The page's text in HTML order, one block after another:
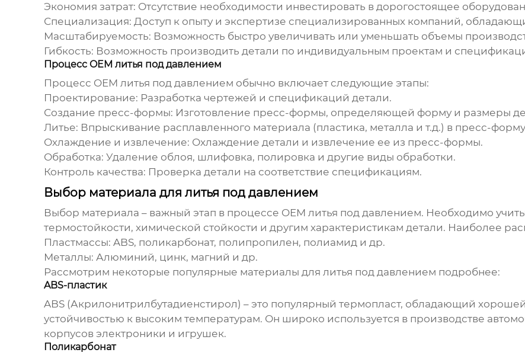
Экономия затрат: Отсутствие необходимости инвестировать в дорогостоящее
Специализация: Доступ к опыту и экспертизе специализированных компаний,
Масштабируемость: Возможность быстро увеличивать или уменьшать объемы
Гибкость: Возможность производить детали по индивидуальным проектам и
Процесс OEM литья под давлением
Процесс OEM литья под давлением обычно включает следующие этапы:
Проектирование: Разработка чертежей и спецификаций детали.
Создание пресс-формы: Изготовление пресс-формы, определяющей форму и размеры
Литье: Впрыскивание расплавленного материала (пластика, металла и т.д.) в пресс-
Охлаждение и извлечение: Охлаждение детали и извлечение ее из пресс-формы.
Обработка: Удаление облоя, шлифовка, полировка и другие виды обработки.
Контроль качества: Проверка детали на соответствие спецификациям.
Выбор материала для литья под давлением
Выбор материала – важный этап в процессе OEM литья под давлением. Необходимо
термостойкости, химической стойкости и другим характеристикам детали. Наиболее
Пластмассы: ABS, поликарбонат, полипропилен, полиамид и др.
Металлы: Алюминий, цинк, магний и др.
Рассмотрим некоторые популярные материалы для литья под давлением подробнее:
ABS-пластик
ABS (Акрилонитрилбутадиенстирол) – это популярный термопласт, обладающий
устойчивостью к высоким температурам. Он широко используется в производстве
корпусов электроники и игрушек.
Поликарбонат